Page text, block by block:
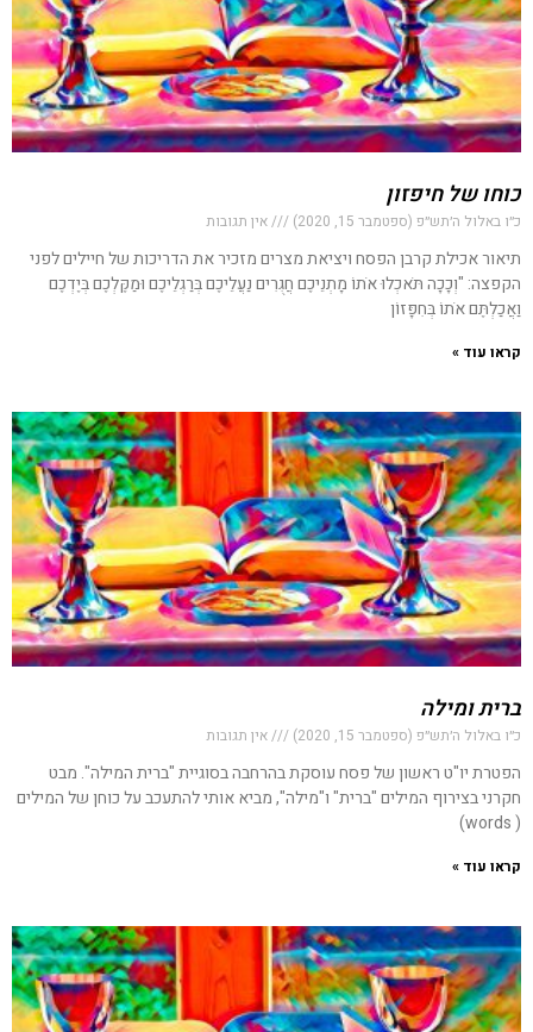
כוחו של חיפזון
כ״ו באלול ה׳תש״פ (ספטמבר 15, 2020) אין תגובות
תיאור אכילת קרבן הפסח ויציאת מצרים מזכיר את הדריכות של חיילים לפני
הקפצה: "וְכָכָה תֹּאכְלוּ אֹתוֹ מָתְנֵיכֶם חֲגֻרִים נַעֲלֵיכֶם בְּרַגְלֵיכֶם וּמַקֶּלְכֶם בְּיֶדְכֶם
וַאֲכַלְתֶּם אֹתוֹ בְּחִפָּזוֹן
קראו עוד »
ברית ומילה
כ״ו באלול ה׳תש״פ (ספטמבר 15, 2020) אין תגובות
הפטרת יו"ט ראשון של פסח עוסקת בהרחבה בסוגיית "ברית המילה". מבט
חקרני בצירוף המילים "ברית" ו"מילה", מביא אותי להתעכב על כוחן של המילים
( words)
קראו עוד »